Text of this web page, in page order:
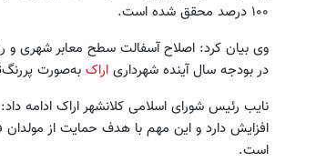
۱۰۰ درصد محقق شده است.
وی بیان کرد: اصلاح آسفالت سطح معابر شهری و
در بودجه سال آینده شهرداری اراک به‌صورت
افزایش دارد و این مهم با هدف حمایت از
است.